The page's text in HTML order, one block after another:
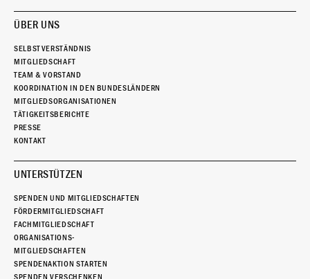
ÜBER UNS
SELBSTVERSTÄNDNIS
MITGLIEDSCHAFT
TEAM & VORSTAND
KOORDINATION IN DEN BUNDESLÄNDERN
MITGLIEDSORGANISATIONEN
TÄTIGKEITSBERICHTE
PRESSE
KONTAKT
UNTERSTÜTZEN
SPENDEN UND MITGLIEDSCHAFTEN
FÖRDERMITGLIEDSCHAFT
FACHMITGLIEDSCHAFT
ORGANISATIONS-
MITGLIEDSCHAFTEN
SPENDENAKTION STARTEN
SPENDEN VERSCHENKEN